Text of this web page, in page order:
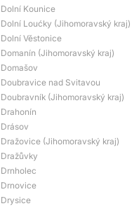
Dolní Kounice
Dolní Loućky (Jihomoravský kraj)
Dolní Věstonice
Domanín (Jihomoravský kraj)
Domašov
Doubravice nad Svitavou
Doubravník (Jihomoravský kraj)
Drahonín
Drásov
Dražovice (Jihomoravský kraj)
Dražůvky
Drnholec
Drnovice
Drysice